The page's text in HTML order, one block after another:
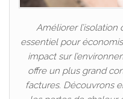
Améliorer l’isolation
essentiel pour
impact sur
offre un plus grand
factures. Découvrons